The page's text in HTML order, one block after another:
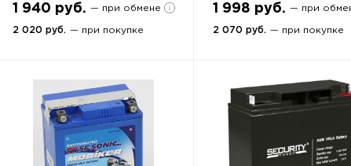
1 940 руб. — при обмене
2 020 руб. — при покупке
1 998 руб. — при
2 070 руб. — при покупке